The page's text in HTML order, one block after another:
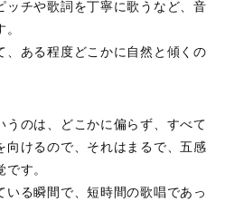
ッチや歌詞を丁寧に歌うなど、音
、ある程度どこかに自然と傾くの
うのは、どこかに偏らず、すべて
向けるので、それはまるで、五感
す。
いる瞬間で、短時間の歌唱であっ